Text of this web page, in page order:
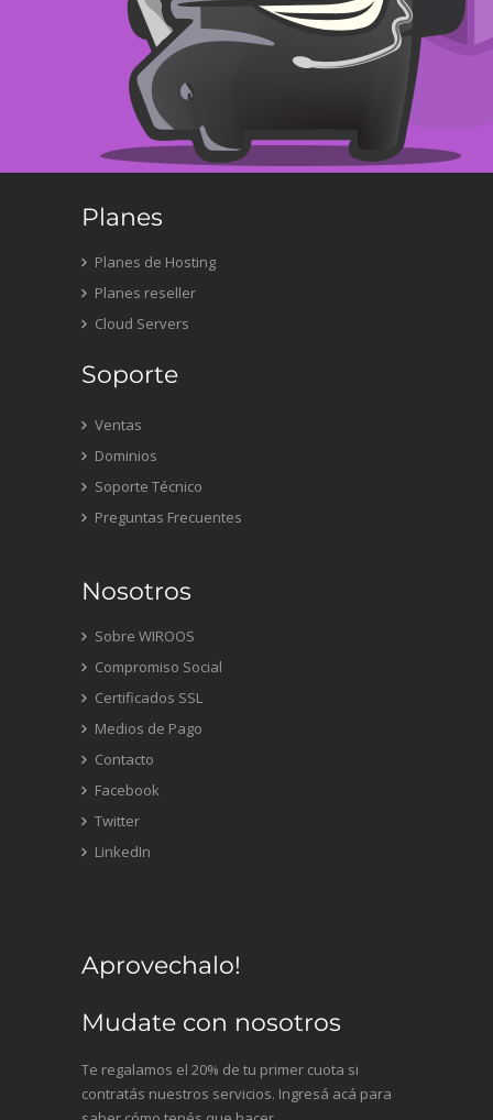
Planes
Planes de Hosting
Planes reseller
Cloud Servers
Soporte
Ventas
Dominios
Soporte Técnico
Preguntas Frecuentes
Nosotros
Sobre WIROOS
Compromiso Social
Certificados SSL
Medios de Pago
Contacto
Facebook
Twitter
LinkedIn
Aprovechalo!
Mudate con nosotros
Te regalamos el 20% de tu primer cuota si
contratás nuestros servicios. Ingresá acá para